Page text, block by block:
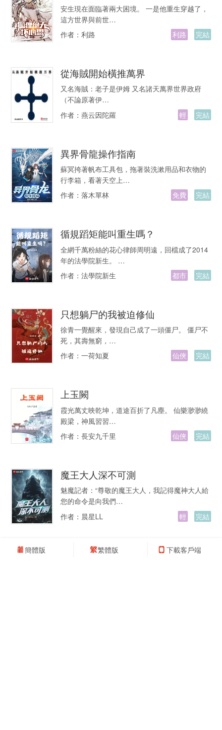
安生現在面臨著兩大困境。 一是他重生穿越了，
這方世界與前世…
作者： 利路 利路 完結
從海賊開始橫推萬界
又名海賊：老子是伊姆 又名諸天萬界世界政府
（不論原著伊…
作者： 燕云因陀羅 輕 完結
異界骨龍操作指南
蘇冥挎著帆布工具包，拖著裝洗漱用品和衣物的
行李箱，看著天空上…
作者： 落木單林 免費 完結
循規蹈矩能叫重生嗎？
全網千萬粉絲的花心律師周明遠，回檔成了2014
年的法學院新生。 …
作者： 法學院新生 都市 完結
只想躺尸的我被迫修仙
徐青一覺醒來，發現自己成了一頭僵尸。 僵尸不
死，其壽無窮，…
作者： 一荷知夏 仙俠 完結
上玉闕
霞光萬丈映乾坤，道途百折了凡塵。 仙樂渺渺繞
殿梁，神風習習…
作者： 長安九千里 仙俠 完結
魔王大人深不可測
魅魔記者：“尊敬的魔王大人，我記得魔神大人給
您的命令是向我們…
作者： 晨星LL 輕 完結
淵天辟道
簡體版 繁體版 下載客戶端